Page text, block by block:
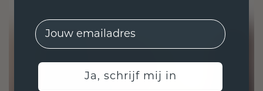
EMail
Ja, schrijf mij in